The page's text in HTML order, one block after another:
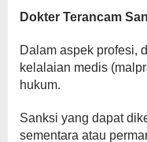
Dokter Terancam
Dalam aspek profesi,
kelalaian medis
hukum.
Sanksi yang dapat
sementara atau